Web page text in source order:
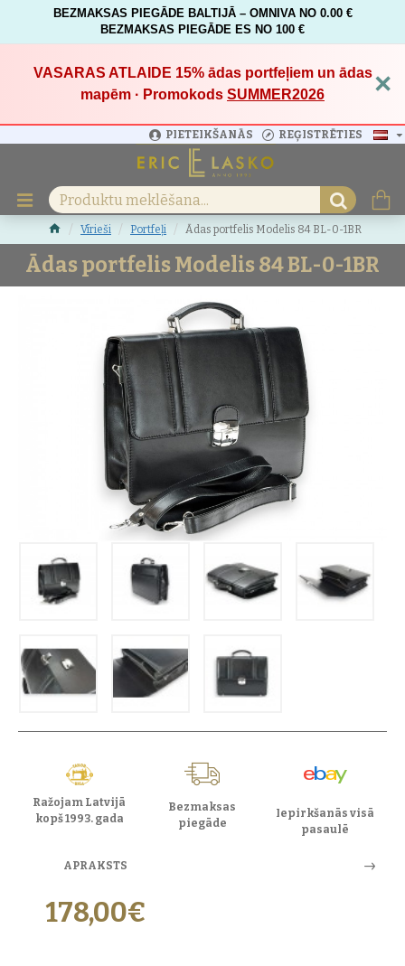
BEZMAKSAS PIEGĀDE BALTIJĀ – OMNIVA NO 0.00 €
BEZMAKSAS PIEGĀDE ES NO 100 €
VASARAS ATLAIDE 15%ādas portfeļiem un ādas
mapēm · Promokods SUMMER2026 ×
PIETEIKŠANĀS REĢISTRĒTIES
Vīrieši Portfeļi Ādas portfelis Modelis 84 BL-0-1BR
Ādas portfelis Modelis 84 BL-0-1BR
Ražojam Latvijā
kopš 1993. gada
Bezmaksas
piegāde
Iepirkšanās visā
pasaulē
APRAKSTS
178,00€